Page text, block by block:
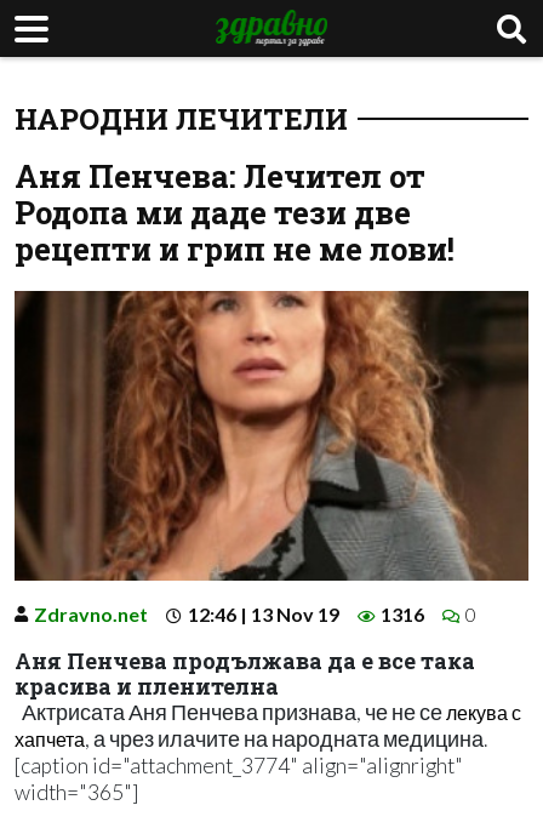
НАРОДНИ ЛЕЧИТЕЛИ
Аня Пенчева: Лечител от
Родопа ми даде тези две
рецепти и грип не ме лови!
Zdravno.net 12:46 | 13 Nov 19 1316 0
Аня Пенчева продължава да е все така
красива и пленителна
Актрисата Аня Пенчева признава, че не се лекува с
хапчета, а чрез илачите на народната медицина.
[caption id="attachment_3774" align="alignright"
width="365"]